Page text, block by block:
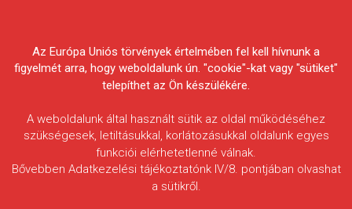
Egyesületek Szövetsége
Az Európa Uniós törvények értelmében fel kell hívnunk a
figyelmét arra, hogy weboldalunk ún. "cookie"-kat vagy "sütiket"
telepíthet az Ön készülékére.
A weboldalunk által használt sütik az oldal működéséhez
szükségesek, letiltásukkal, korlátozásukkal oldalunk egyes
funkciói elérhetetlenné válnak.
Bővebben Adatkezelési tájékoztatónk IV/8. pontjában olvashat
a sütikről.